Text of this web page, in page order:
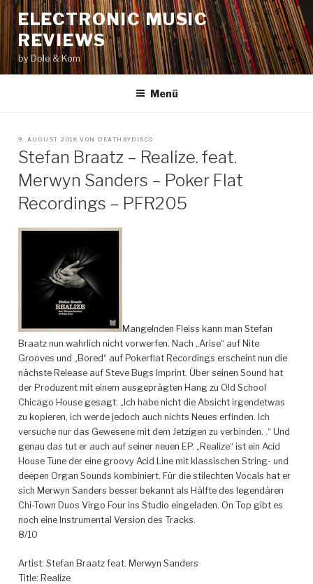
Zum
Inhalt
springen
ELECTRONIC MUSIC
REVIEWS
by Dole & Kom
Menü
VERÖFFENTLICHT
9. AUGUST 2018 VON DEATHBYDISCO
Stefan Braatz – Realize. feat.
Merwyn Sanders – Poker Flat
Recordings – PFR205
Mangelnden Fleiss kann man Stefan
Braatz nun wahrlich nicht vorwerfen. Nach „Arise“ auf Nite
Grooves und „Bored“ auf Pokerflat Recordings erscheint nun die
nächste Release auf Steve Bugs Imprint. Über seinen Sound hat
der Produzent mit einem ausgeprägten Hang zu Old School
Chicago House gesagt: „Ich habe nicht die Absicht irgendetwas
zu kopieren, ich werde jedoch auch nichts Neues erfinden. Ich
versuche nur das Gewesene mit dem Jetzigen zu verbinden. .“ Und
genau das tut er auch auf seiner neuen EP. „Realize“ ist ein Acid
House Tune der eine groovy Acid Line mit klassischen String- und
deepen Organ Sounds kombiniert. Für die stilechten Vocals hat er
sich Merwyn Sanders besser bekannt als Hälfte des legendären
Chi-Town Duos Virgo Four ins Studio eingeladen. On Top gibt es
noch eine Instrumental Version des Tracks.
8/10
Artist: Stefan Braatz feat. Merwyn Sanders
Title: Realize